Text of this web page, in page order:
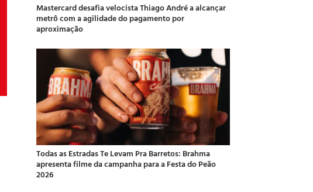
Mastercard desafia velocista Thiago André a alcançar
metrô com a agilidade do pagamento por
aproximação
Todas as Estradas Te Levam Pra Barretos: Brahma
apresenta filme da campanha para a Festa do Peão
2026